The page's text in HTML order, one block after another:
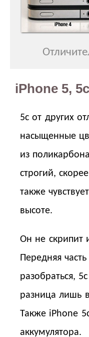
iPhone 5,
5c от других
насыщенные
из
строгий,
также
высоте.
Он не скрипит
Передняя
разобраться,
разница лишь
Также iPhone
аккумулятора.